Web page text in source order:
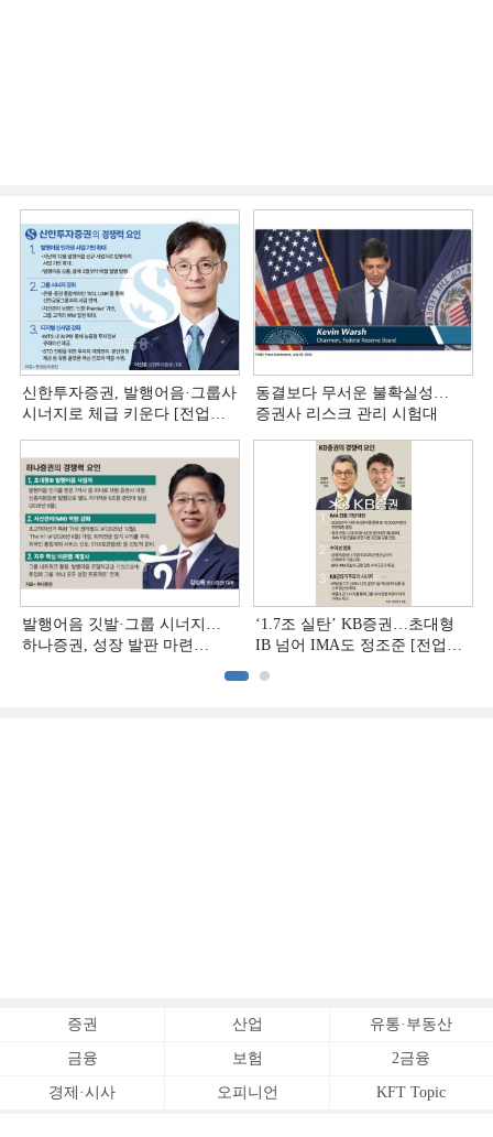
신한투자증권, 발행어음·그룹사
시너지로 체급 키운다 [전업계
동결보다 무서운 불확실성…
증권사 리스크 관리 시험대
발행어음 깃발·그룹 시너지…
하나증권, 성장 발판 마련
‘1.7조 실탄’ KB증권…초대형
IB 넘어 IMA도 정조준 [전업계
증권 산업 유통·부동산
금융 보험 2금융
경제·시사 오피니언 KFT Topic